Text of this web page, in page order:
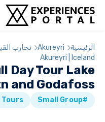
الرئيسية Akureyri تجارب
Akureyri | Iceland
Day Tour Lake
and Godafoss
#Small Group
Tours